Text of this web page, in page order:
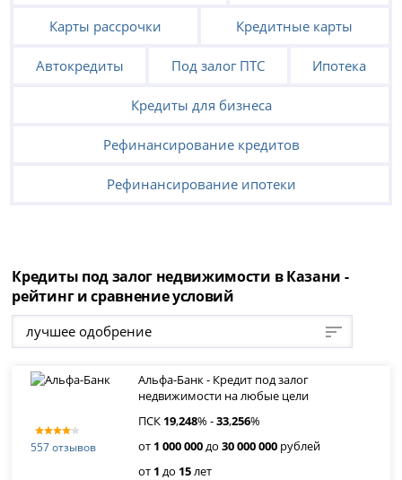
Карты рассрочки Кредитные карты
Автокредиты Под залог ПТС Ипотека
Кредиты для бизнеса
Рефинансирование кредитов
Рефинансирование ипотеки
Кредиты под залог недвижимости в Казани -
рейтинг и сравнение условий
лучшее одобрение
557 отзывов
Альфа-Банк - Кредит под залог
недвижимости на любые цели
ПСК 19,248% -33,256%
от 1 000 000до30 000 000 рублей
от 1 до 15лет